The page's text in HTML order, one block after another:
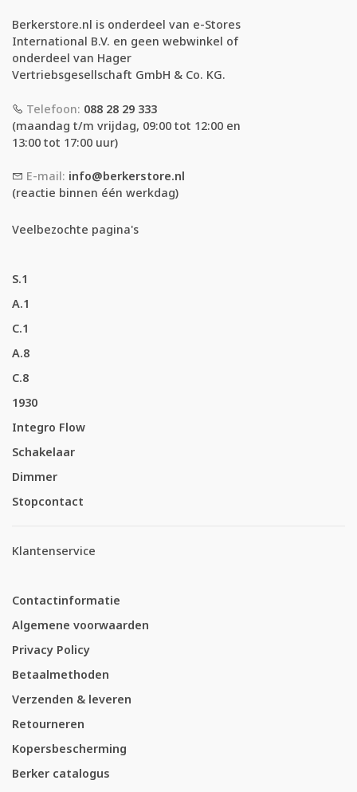
Berkerstore.nl is onderdeel van e-Stores
International B.V. en geen webwinkel of
onderdeel van Hager
Vertriebsgesellschaft GmbH & Co. KG.
Telefoon: 088 28 29 333
(maandag t/m vrijdag, 09:00 tot 12:00 en
13:00 tot 17:00 uur)
E-mail: info@berkerstore.nl
(reactie binnen één werkdag)
Veelbezochte pagina's
S.1
A.1
C.1
A.8
C.8
1930
Integro Flow
Schakelaar
Dimmer
Stopcontact
Klantenservice
Contactinformatie
Algemene voorwaarden
Privacy Policy
Betaalmethoden
Verzenden & leveren
Retourneren
Kopersbescherming
Berker catalogus